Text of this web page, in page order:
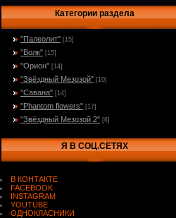
Категории раздела
"Палеолит" [15]
"Волк" [15]
"Орион" [14]
"Звёздный Мезозой" [10]
"Савана" [14]
"Phantom flowers" [17]
"Звёздный Мезозой 2" [6]
Я В СОЦ.СЕТЯХ
В КОНТАКТЕ
FACEBOOK
INSTAGRAM
YOUTUBE
ОДНОКЛАСНИКИ